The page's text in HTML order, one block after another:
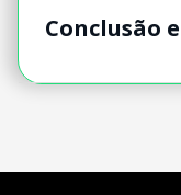
Conclusão